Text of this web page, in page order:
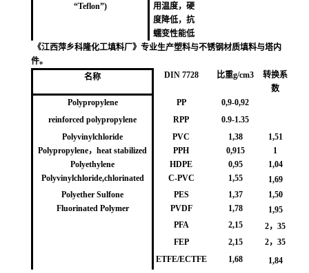
“Teflon”)
用温度，硬
度降低，抗
蠕变性能低
《江西萍乡科隆化工填料厂》 专业生产塑料与不锈钢材质填料与塔内
件。
名称
DIN 7728 比重g/cm3
转换系
数
Polypropylene
PP
0,9-0,92
reinforced polypropylene
RPP
0.9-1.35
Polyvinylchloride
PVC 1,38
1,51
Polypropylene，heat stabilized
PPH 0,915
1
Polyethylene
HDPE 0,95
1,04
Polyvinylchloride,chlorinated
C-PVC 1,55
1,69
Polyether Sulfone
PES 1,37
1,50
Fluorinated Polymer
PVDF 1,78
1,95
PFA
2,15 2， 35
FEP
2,15
2，35
ETFE/ECTFE
1,68
1,84